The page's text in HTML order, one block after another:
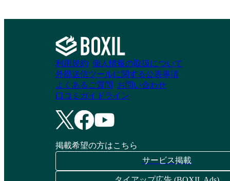
利用規約 個人情報の取扱について
外部送信ツールに関する公表事項
よくあるご質問
お問い合わせ
口コミガイドライン
掲載希望の方はこちら
サービス掲載